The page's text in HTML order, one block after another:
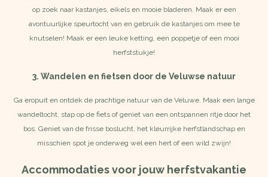
op zoek naar kastanjes, eikels en mooie bladeren. Maak er een
avontuurlijke speurtocht van en gebruik de kastanjes om mee te
knutselen! Maak er een leuke ketting, een poppetje of een mooi
herfststukje!
3. Wandelen en fietsen door de Veluwse natuur
Ga eropuit en ontdek de prachtige natuurvan de Veluwe. Maak een lange
wandeltocht, stap op de fiets of geniet van een ontspannen ritje door het
bos. Geniet van de frisse boslucht, het kleurrijke herfstlandschap en
misschien spot je onderweg wel een hert of een wild zwijn!
Accommodaties voor jouw herfstvakantie